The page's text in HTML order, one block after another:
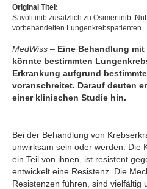
Original Titel:
Savolitinib zusätzlich zu Osimertinib:
vorbehandelten Lungenkrebspatienten
MedWiss – Eine Behandlung
könnte bestimmten
Erkrankung aufgrund
voranschreitet. Darauf deuten
einer klinischen Studie hin.
Bei der Behandlung von
unwirksam sein oder werden. Die
ein Teil von ihnen, ist resistent
entwickelt eine Resistenz. Die
Resistenzen führen, sind vielfältig